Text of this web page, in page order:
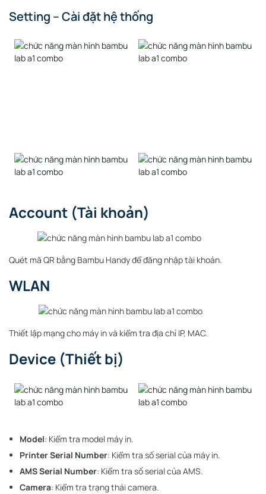
Setting – Cài đặt hệ thống
Account (Tài khoản)
Quét mã QR bằng Bambu Handy để đăng nhập tài khoản.
WLAN
Thiết lập mạng cho máy in và kiểm tra địa chỉ IP, MAC.
Device (Thiết bị)
Model: Kiểm tra model máy in.
Printer Serial Number: Kiểm tra số serial của máy in.
AMS Serial Number: Kiểm tra số serial của AMS.
Camera: Kiểm tra trạng thái camera.